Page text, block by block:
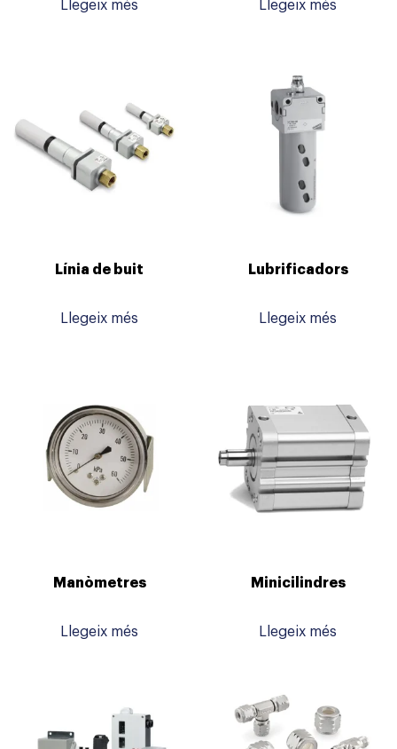
Llegeix més Llegeix més
Línia de buit
Llegeix més
Lubrificadors
Llegeix més
Manòmetres
Llegeix més
Minicilindres
Llegeix més